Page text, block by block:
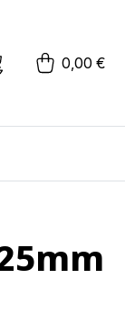
0,00 €